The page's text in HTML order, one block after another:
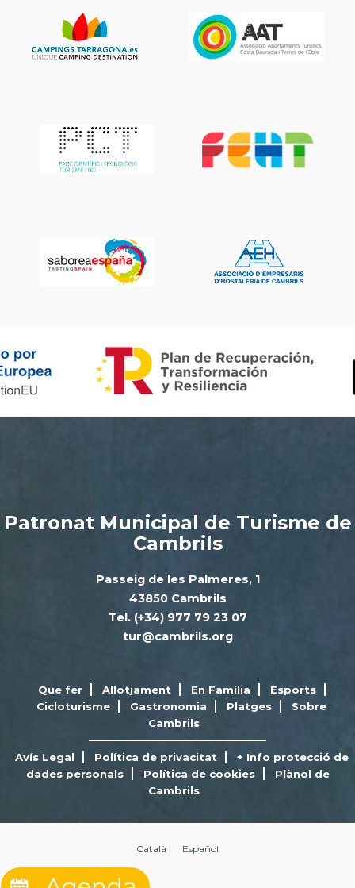
Patronat Municipal de Turisme de
Cambrils
Passeig de les Palmeres, 1
43850 Cambrils
Tel. (+34) 977 79 23 07
tur@cambrils.org
Que fer Allotjament En Família
Esports
Cicloturisme
Gastronomia Platges
Sobre
Cambrils
Avís Legal Política de privacitat
+ Info protecció de
dades personals
Política de cookies
Plànol de
Cambrils
Català Español